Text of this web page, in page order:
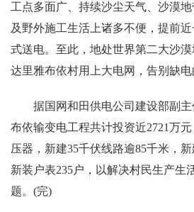
工点多面广、持续沙尘天气、沙漠
及野外施工生活上诸多不便，提前
式送电。至此，地处世界第二大沙
达里雅布依村用上大电网，告别缺电
据国网和田供电公司建设部副
布依输变电工程共计投资近2721万
压器，新建35千伏线路逾85千米，新
新装户表235户，以解决村民生产生
题。(完)